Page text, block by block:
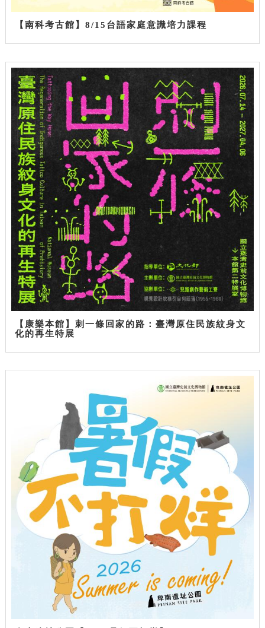
【南科考古館】8/15台語家庭意識培力課程
【康樂本館】刺一條回家的路：臺灣原住民族紋身文
化的再生特展